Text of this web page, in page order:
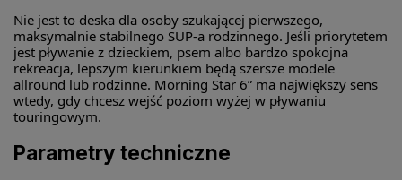
Nie jest to deska dla osoby szukającej pierwszego,
maksymalnie stabilnego SUP-a rodzinnego. Jeśli priorytetem
jest pływanie z dzieckiem, psem albo bardzo spokojna
rekreacja, lepszym kierunkiem będą szersze modele
allround lub rodzinne. Morning Star 6” ma największy sens
wtedy, gdy chcesz wejść poziom wyżej w pływaniu
touringowym.
Parametry techniczne